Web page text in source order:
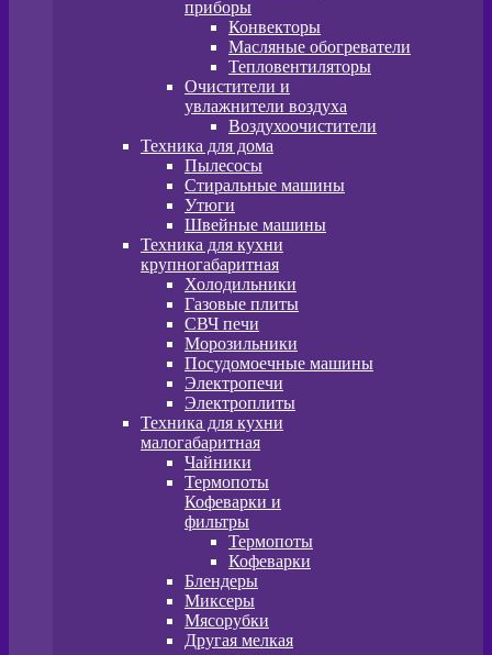
приборы
Конвекторы
Масляные обогреватели
Тепловентиляторы
Очистители и
увлажнители воздуха
Воздухоочистители
Техника для дома
Пылeсосы
Стиральные машины
Утюги
Швейные машины
Техника для кухни
крупногабаритная
Холодильники
Газовые плиты
СВЧ печи
Морозильники
Посудомоечные машины
Электропечи
Электроплиты
Техника для кухни
малогабаритная
Чайники
Термопоты
Кофеварки и
фильтры
Термопоты
Кофеварки
Блендеры
Миксеры
Мясорубки
Другая мелкая